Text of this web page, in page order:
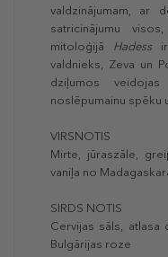
valdzinājumam, ar
satricinājumu
mitoloģijā Hadess
valdnieks, Zeva un
dziļumos
noslēpumainu spēku
VIRSNOTIS
Mirte, jūraszāle,
vaniļa no
SIRDS NOTIS
Cervijas sāls, atlasa
Bulgārijas roze